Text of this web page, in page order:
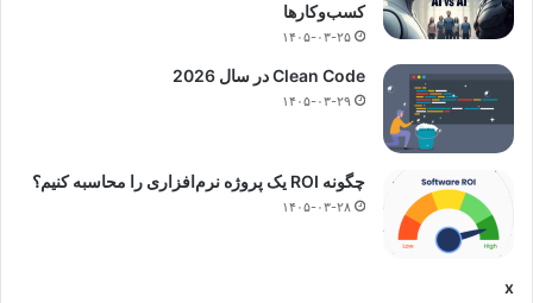
کسب‌وکارها
۱۴۰۵-۰۳-۲۵
Clean Code در سال 2026
۱۴۰۵-۰۳-۲۹
چگونه ROI یک پروژه نرم‌افزاری را محاسبه کنیم؟
۱۴۰۵-۰۳-۲۸
x